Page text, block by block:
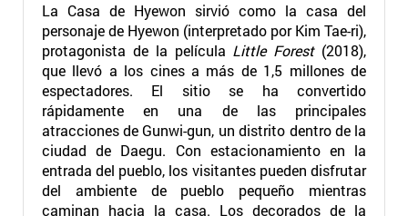
La Casa de Hyewon sirvió como la casa del
personaje de Hyewon (interpretado por Kim Tae-ri),
protagonista de la película Little Forest(2018),
que llevó a los cines a más de 1,5 millones de
espectadores. El sitio se ha convertido
rápidamente en una de las principales
atracciones de Gunwi-gun, un distrito dentro de la
ciudad de Daegu. Con estacionamiento en la
entrada del pueblo, los visitantes pueden disfrutar
del ambiente de pueblo pequeño mientras
caminan hacia la casa. Los decorados de la